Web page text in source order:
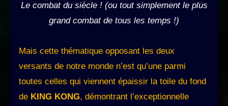
Le combat du siècle ! (ou tout simplement le plus
grand combat de tous les temps !)
Mais cette thématique opposant les deux
versants de notre monde n’est qu’une parmi
toutes celles qui viennent épaissir la toile du fond
de KING KONG, démontrant l’exceptionnelle